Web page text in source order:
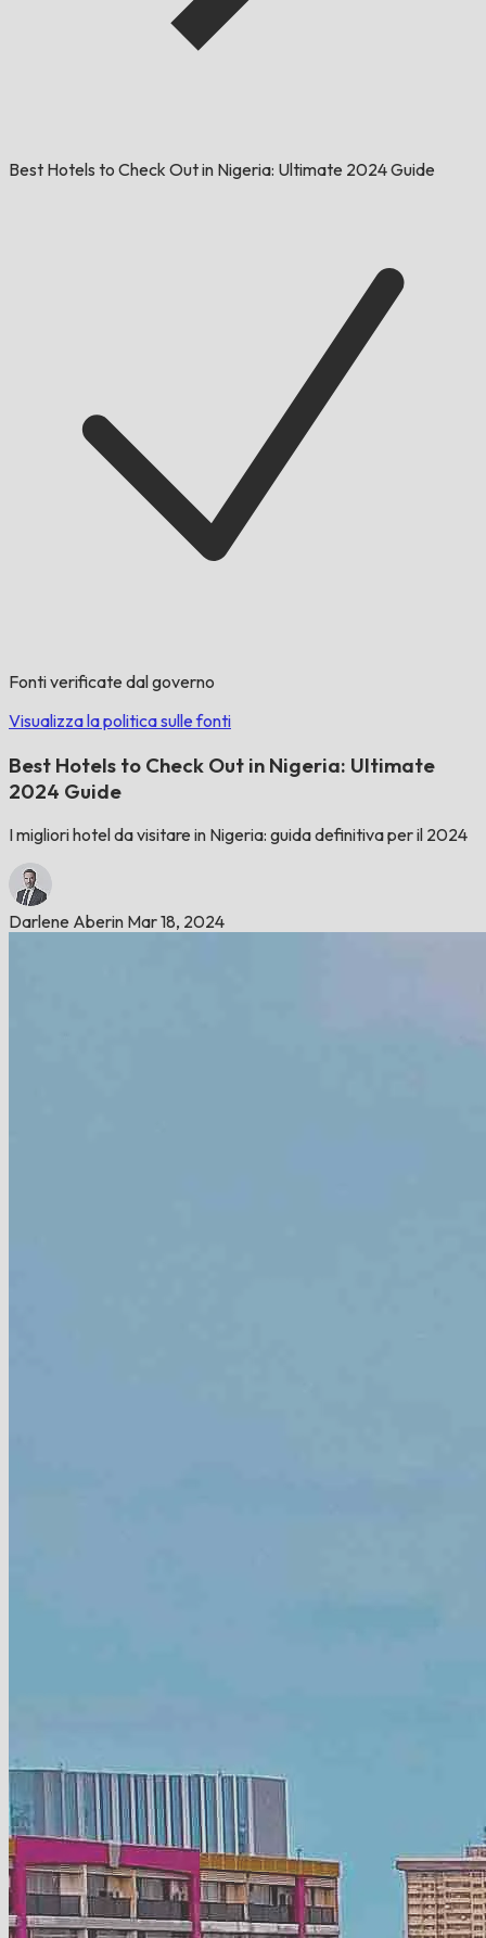
Best Hotels to Check Out in Nigeria: Ultimate 2024 Guide
Fonti verificate dal governo
Visualizza la politica sulle fonti
Best Hotels to Check Out in Nigeria: Ultimate
2024 Guide
I migliori hotel da visitare in Nigeria: guida definitiva per il 2024
Darlene Aberin Mar 18, 2024